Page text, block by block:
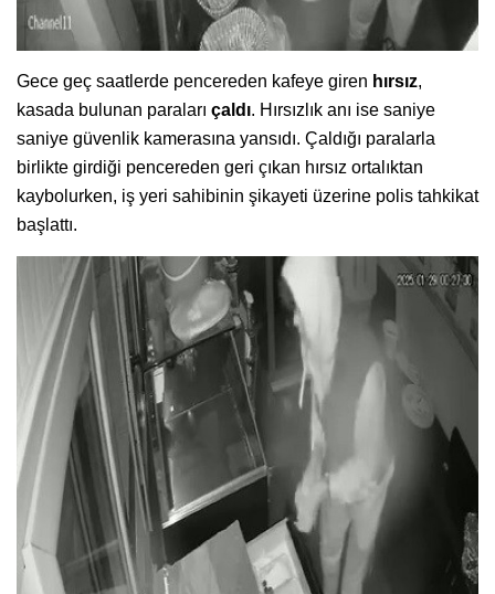
Gece geç saatlerde pencereden kafeye giren hırsız,
kasada bulunan paraları çaldı. Hırsızlık anı ise saniye
saniye güvenlik kamerasına yansıdı. Çaldığı paralarla
birlikte girdiği pencereden geri çıkan hırsız ortalıktan
kaybolurken, iş yeri sahibinin şikayeti üzerine polis tahkikat
başlattı.